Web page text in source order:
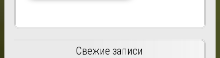
Свежие записи